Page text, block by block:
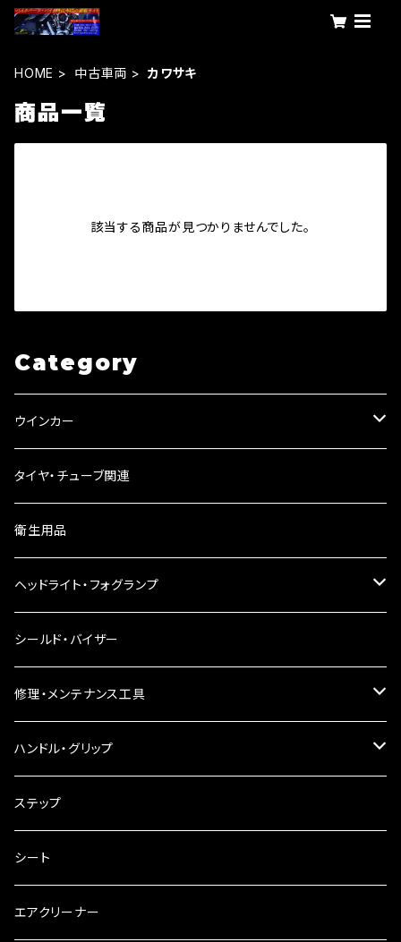
HOME 中古車両 カワサキ
商品一覧
該当する商品が見つかりませんでした。
Category
ウインカー
ウインカーリレー
ウインカーレンズ
LEDウインカー
電球型ウインカー
バードゲージウインカー
ウインカークランプ
タイヤ・チューブ関連
衛生用品
ヘッドライト・フォグランプ
ヘッドライト
フォグランプ
配線・リレー
シールド・バイザー
修理・メンテナンス工具
インテークマニホールド
電装・配線・キボシ等
キャブレター
チェーン
ハンドル・グリップ
グリップ
バーハン
ハンドルパーツ
ステップ
シート
エアクリーナー